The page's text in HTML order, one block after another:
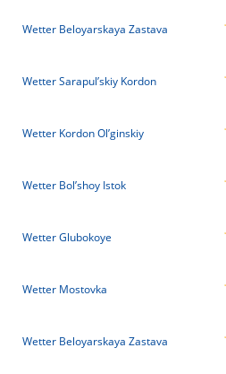
Wetter Beloyarskaya Zastava
Wetter Sarapul’skiy Kordon
Wetter Kordon Ol’ginskiy
Wetter Bol’shoy Istok
Wetter Glubokoye
Wetter Mostovka
Wetter Beloyarskaya Zastava